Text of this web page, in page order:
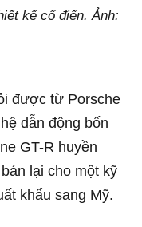
kế cổ điển. Ảnh:
được từ Porsche
dẫn động bốn
GT-R huyền
lại cho một kỹ
khẩu sang Mỹ.